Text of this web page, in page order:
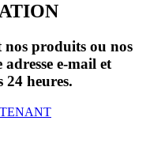
produits ou nos
e-mail et
24 heures.